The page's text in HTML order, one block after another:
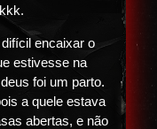
encaixar o
estivesse na
foi um parto.
a quele estava
abertas, e não